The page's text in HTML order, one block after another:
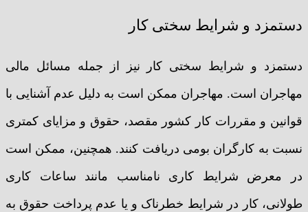
دستمزد و شرایط سختی کار
دستمزد و شرایط سختی کار نیز از جمله مسائل مالی
مهاجران است. مهاجران ممکن است به دلیل عدم آشنایی با
قوانین و مقررات کار کشور مقصد، حقوق و مزایای کمتری
نسبت به کارگران بومی دریافت کنند. همچنین، ممکن است
در معرض شرایط کاری نامناسب مانند ساعات کاری
طولانی، کار در شرایط خطرناک و یا عدم پرداخت حقوق به